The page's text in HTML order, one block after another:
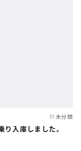
未分類
入庫しました。